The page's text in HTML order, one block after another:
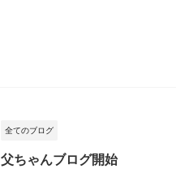
全てのブログ
父ちゃんブログ開始